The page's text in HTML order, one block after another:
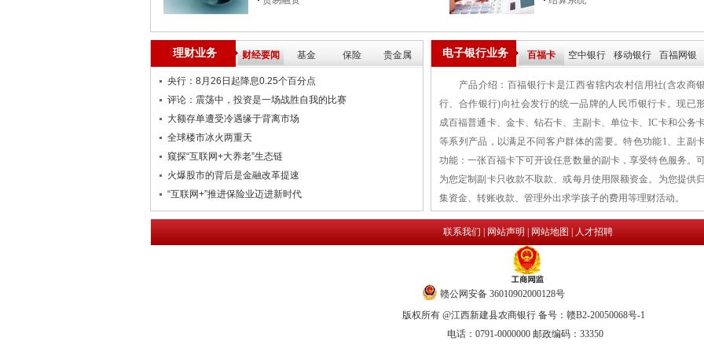
理财业务 财经要闻 基金 保险 贵金属
央行：8月26日起降息0.25个百分点
评论：震荡中，投资是一场战胜自我的比赛
大额存单遭受冷遇缘于背离市场
全球楼市冰火两重天
窥探“互联网+大养老”生态链
火爆股市的背后是金融改革提速
“互联网+”推进保险业迈进新时代
电子银行业务 百福卡 空中银行 移动银行 百福网银
产品介绍：百福银行卡是江西省辖内农村信用社(含农商银
行、合作银行)向社会发行的统一品牌的人民币银行卡。现已
成百福普通卡、金卡、钻石卡、主副卡、单位卡、IC卡和公务
等系列产品，以满足不同客户群体的需要。特色功能1、主副
功能：一张百福卡下可开设任意数量的副卡，享受特色服务。
为您定制副卡只收款不取款、或每月使用限额资金。为您提供归
集资金、转账收款、管理外出求学孩子的费用等理财活动。
联系我们 网站声明 网站地图 人才招聘
赣公网安备 36010902000128号
版权所有 @江西新建县农商银行 备号：赣B2-20050068号-1
电话：0791-0000000 邮政编码：33350